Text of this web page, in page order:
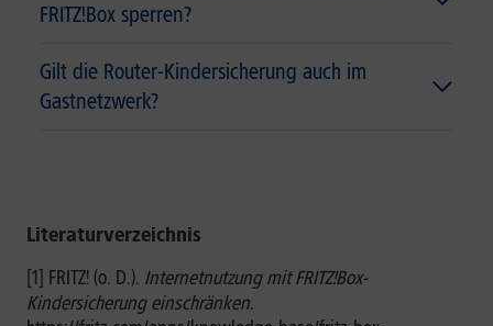
FRITZ!Box sperren?
Gilt die Router-Kindersicherung auch im
Gastnetzwerk?
Literaturverzeichnis
[1] FRITZ! (o. D.). Internetnutzung mit FRITZ!Box-
Kindersicherung einschränken.